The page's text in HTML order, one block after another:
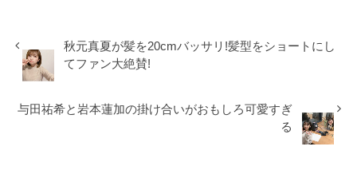
秋元真夏が髪を20cmバッサリ!髪型をショートにし
てファン大絶賛!
与田祐希と岩本蓮加の掛け合いがおもしろ可愛すぎ
る